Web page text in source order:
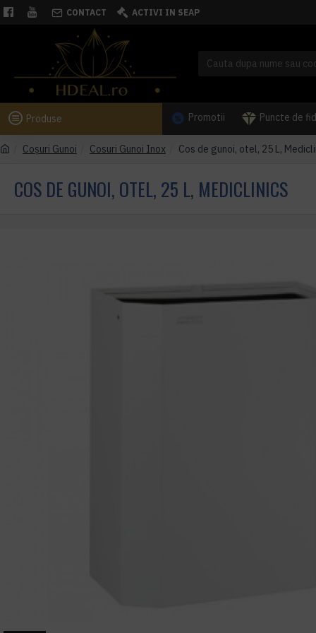
CONTACT ACTIVI IN SEAP
Produse Promotii Puncte de
Coşuri Gunoi Cosuri Gunoi Inox Cos de gunoi, otel, 25 L,
COS DE GUNOI, OTEL, 25 L, MEDICLINICS